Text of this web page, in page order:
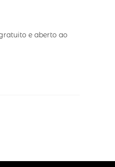
e aberto ao